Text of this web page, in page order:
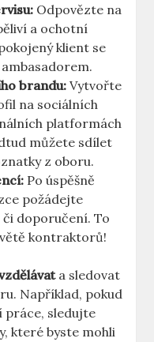
Odpovězte na
a ochotní
klient se
brandu: Vytvořte
na sociálních
platformách
můžete sdílet
z oboru.
Po úspěšně
požádejte
doporučení. To
kontraktorů!
a sledovat
Například, pokud
práce, sledujte
které byste mohli